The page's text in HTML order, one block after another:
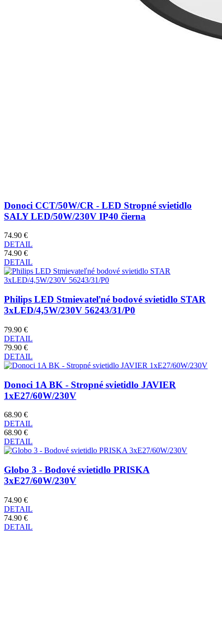
Donoci CCT/50W/CR - LED Stropné svietidlo
SALY LED/50W/230V IP40 čierna
74.90 €
DETAIL
74.90 €
DETAIL
Philips LED Stmievateľné bodové svietidlo STAR
3xLED/4,5W/230V 56243/31/P0
79.90 €
DETAIL
79.90 €
DETAIL
Donoci 1A BK - Stropné svietidlo JAVIER
1xE27/60W/230V
68.90 €
DETAIL
68.90 €
DETAIL
Globo 3 - Bodové svietidlo PRISKA
3xE27/60W/230V
74.90 €
DETAIL
74.90 €
DETAIL